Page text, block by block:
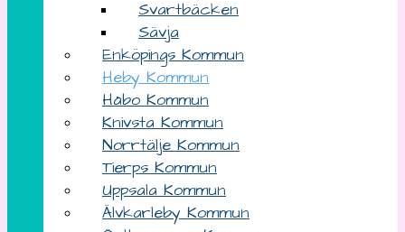
Svartbäcken
Sävja
Enköpings Kommun
Heby Kommun
Håbo Kommun
Knivsta Kommun
Norrtälje Kommun
Tierps Kommun
Uppsala Kommun
Älvkarleby Kommun